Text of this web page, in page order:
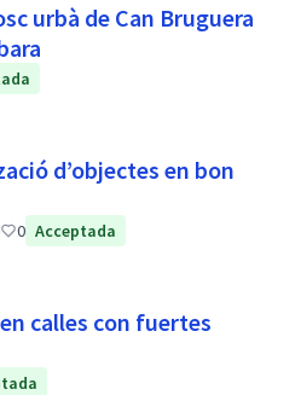
urbà de Can Bruguera
d’objectes en bon
0 Acceptada
calles con fuertes